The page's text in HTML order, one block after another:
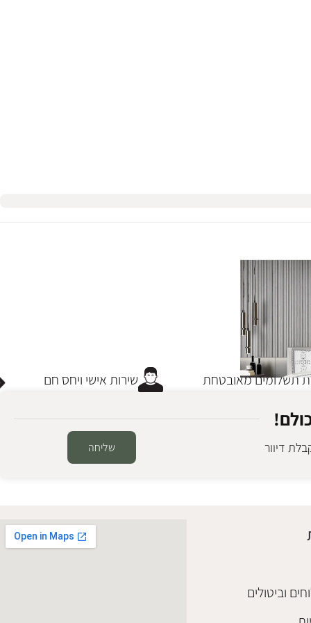
שירות אישי ויחס חם מאובטחת
דיוור שליחה
וביטולים